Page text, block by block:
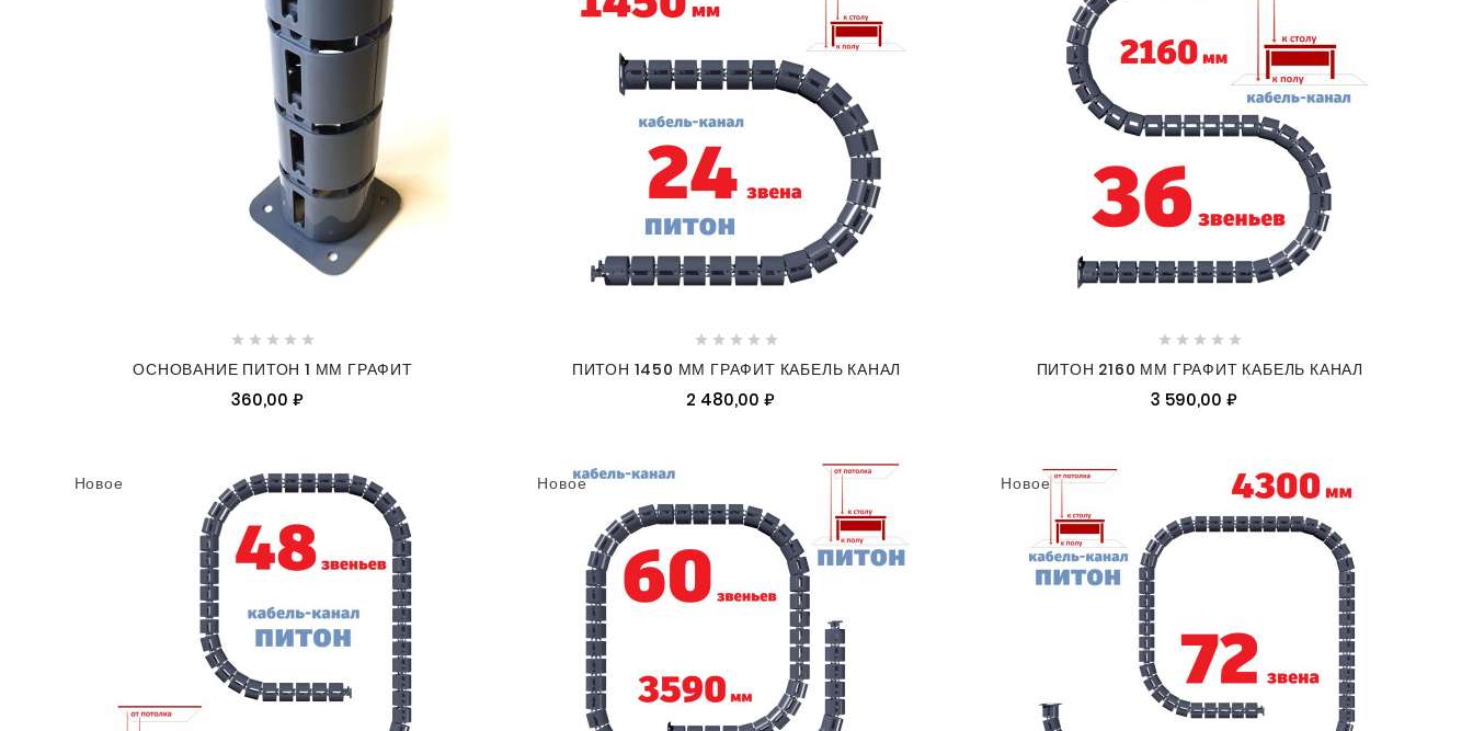
    
ОСНОВАНИЕ ПИТОН 1 ММ ГРАФИТ
360,00 ₽
    
ПИТОН 1450 ММ ГРАФИТ КАБЕЛЬ КАНАЛ
2 480,00 ₽
    
ПИТОН 2160 ММ ГРАФИТ КАБЕЛЬ КАНАЛ
3 590,00 ₽
Новое Новое Новое